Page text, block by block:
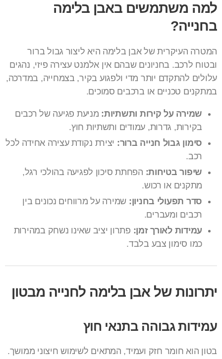
למה משתמשים באבן בלימה
בחנייה?
המטרה העיקרית של אבן בלימה היא ליצור גבול ברור
ובטוח לרכב. בחניונים שבהם אין אלמנט עצירה פיזי, נהגים
עלולים להתקדם יותר מדי ולפגוע בקיר, בצמחייה, במדרכה,
במתקנים טכניים או ברכבים סמוכים.
שמירה על קירות ותשתיות: מניעת פגיעה של רכבים
בקירות, גדרות, עמודים ותשתיות חוץ.
סימון גבול חנייה ברור: יצירת נקודת עצירה אחידה לכל
רכב.
שיפור בטיחות: הפחתת סיכון לפגיעה בהולכי רגל,
מתקנים או רכוש.
סדר תפעולי בחניון: שמירה על מרווחים נכונים בין
רכבים ומעברים.
עמידות לאורך זמן: פתרון יציב שאינו נשחק במהירות
כמו סימון צבע בלבד.
יתרונות של אבן בלימה לחנייה מבטון
עמידות גבוהה בתנאי חוץ
בטון הוא חומר חזק ועמיד, המתאים לשימוש חיצוני ממושך.